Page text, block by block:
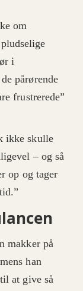
om
i
pårørende
frustrerede”
ikke skulle
– og så
op og tager
makker på
han
at give så